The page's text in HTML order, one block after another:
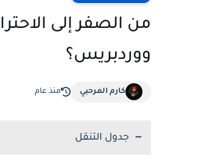
من الصفر إلى
ووردبريس؟
كارم المرحبي منذ عام
جدول التنقل